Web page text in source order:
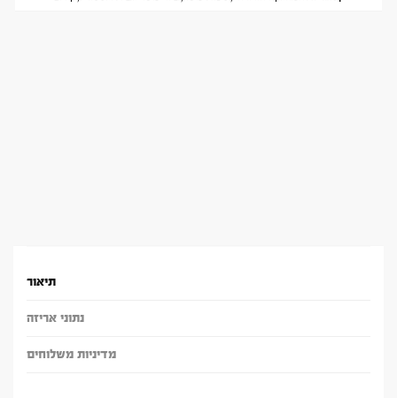
תיאור
נתוני אריזה
מדיניות משלוחים